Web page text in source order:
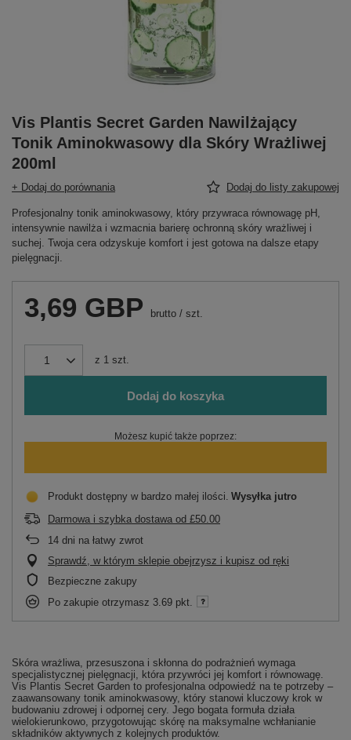
Vis Plantis Secret Garden Nawilżający
Tonik Aminokwasowy dla Skóry Wrażliwej
200ml
+ Dodaj do porównania Dodaj do listy zakupowej
Profesjonalny tonik aminokwasowy, który przywraca równowagę pH,
intensywnie nawilża i wzmacnia barierę ochronną skóry wrażliwej i
suchej. Twoja cera odzyskuje komfort i jest gotowa na dalsze etapy
pielęgnacji.
3,69 GBP brutto / szt.
z 1 szt.
Dodaj do koszyka
Możesz kupić także poprzez:
Produkt dostępny w bardzo małej ilości Wysyłka jutro
Darmowa i szybka dostawa od £50.00
14 dni na łatwy zwrot
Sprawdź, w którym sklepie obejrzysz i kupisz od ręki
Bezpieczne zakupy
Po zakupie otrzymasz 3.69 pkt.
Skóra wrażliwa, przesuszona i skłonna do podrażnień wymaga
specjalistycznej pielęgnacji, która przywróci jej komfort i równowagę.
Vis Plantis Secret Garden to profesjonalna odpowiedź na te potrzeby –
zaawansowany tonik aminokwasowy, który stanowi kluczowy krok w
budowaniu zdrowej i odpornej cery. Jego bogata formuła działa
wielokierunkowo, przygotowując skórę na maksymalne wchłanianie
składników aktywnych z kolejnych produktów.